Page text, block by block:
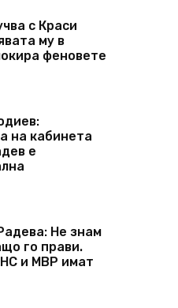
с Краси
му в
феновете
на кабинета
е
Не знам
го прави.
и МВР имат